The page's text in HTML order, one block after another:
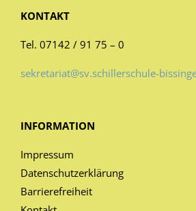
KONTAKT
Tel. 07142 / 91 75 – 0
sekretariat@sv.schillerschule-
INFORMATION
Impressum
Datenschutzerklärung
Barrierefreiheit